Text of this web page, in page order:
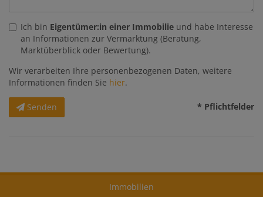
Ich bin Eigentümer:in einer Immobilie und habe Interesse
an Informationen zur Vermarktung (Beratung,
Marktüberblick oder Bewertung).
Wir verarbeiten Ihre personenbezogenen Daten, weitere
Informationen finden Sie hier.
Senden * Pflichtfelder
Immobilien